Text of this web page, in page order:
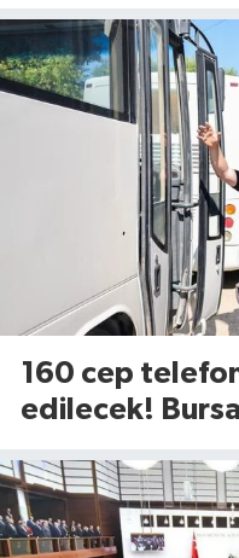
160 cep
edilecek!